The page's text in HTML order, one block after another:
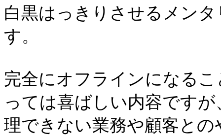
白黒はっきりさせるメン
す。
完全にオフラインになる
っては喜ばしい内容です
理できない業務や顧客と